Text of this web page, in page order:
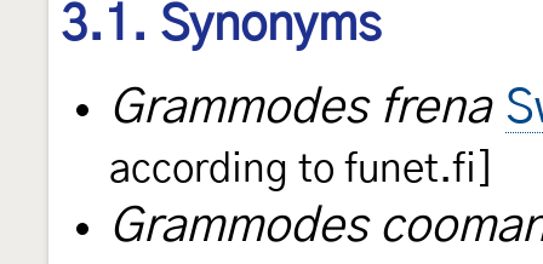
3.1. Synonyms
Grammodes frena
according to funet.fi]
Grammodes